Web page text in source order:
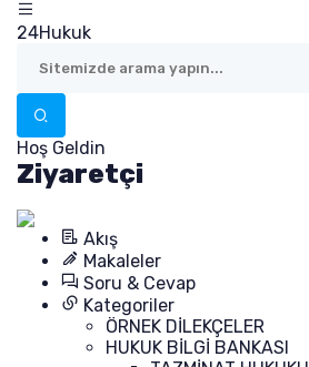
24Hukuk
Hoş Geldin
Ziyaretçi
Akış
Makaleler
Soru & Cevap
Kategoriler
ÖRNEK DİLEKÇELER
HUKUK BİLGİ BANKASI